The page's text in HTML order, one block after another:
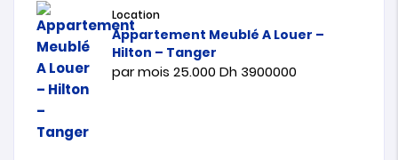
Location
Appartement Meublé A Louer –
Hilton – Tanger
par mois 25.000 Dh 3900000